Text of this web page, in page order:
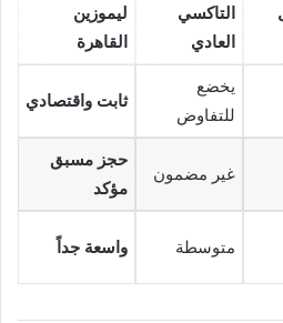
التاكسي
العادي
ليموزين
القاهرة
يخضع
للتفاوض
ثابت واقتصادي
غير مضمون
حجز مسبق
مؤكد
متوسطة واسعة جداً